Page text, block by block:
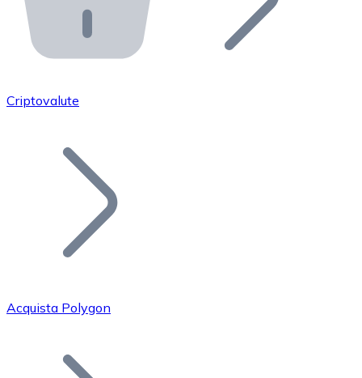
API Bitnovo
Integra la nostra API nel tuo ecosistema.
Unisciti alla nostra rete di rivenditori e
Aggiungi il token del tuo progetto al nostro servizio di
Bitcoin
Criptovalute
Acquista Polygon